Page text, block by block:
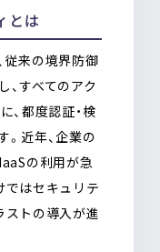
とは
従来の境界防御
すべてのアク
、都度認証・検
近年、企業の
の利用が急
ではセキュリテ
ストの導入が進